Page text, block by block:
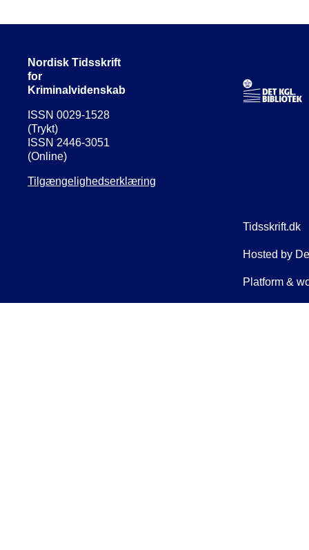
Nordisk Tidsskrift
for
Kriminalvidenskab
ISSN 0029-1528
(Trykt)
ISSN 2446-3051
(Online)
Tilgængelighedserklæring